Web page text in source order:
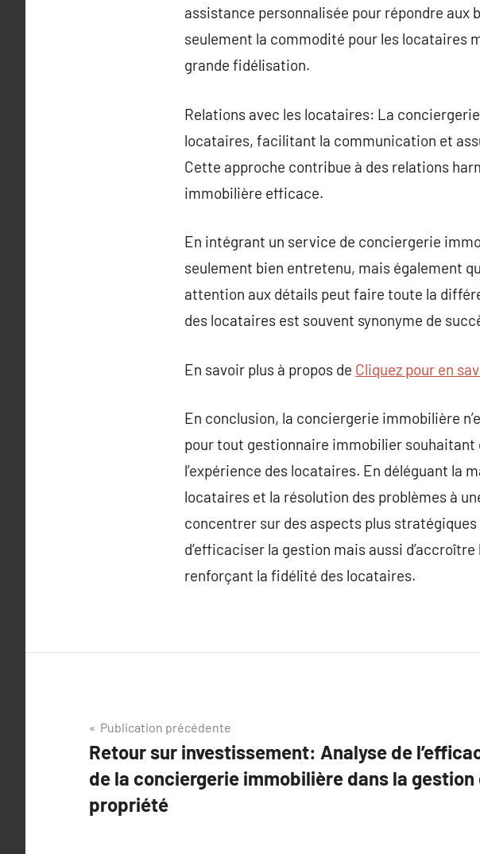
assistance personnalisée pour répondre aux
seulement la commodité pour les locataires
grande fidélisation.
Relations avec les locataires: La
locataires, facilitant la communication et
Cette approche contribue à des relations
immobilière efficace.
En intégrant un service de conciergerie
seulement bien entretenu, mais également
attention aux détails peut faire toute la
des locataires est souvent synonyme de
En savoir plus à propos de Cliquez pour en
En conclusion, la conciergerie immobilière
pour tout gestionnaire immobilier
l’expérience des locataires. En déléguant la
locataires et la résolution des problèmes à
concentrer sur des aspects plus
d’efficaciser la gestion mais aussi
renforçant la fidélité des locataires.
Navigation
de
l’article
Publication précédente
Retour sur investissement: Analyse de
de la conciergerie immobilière dans la gestion
propriété